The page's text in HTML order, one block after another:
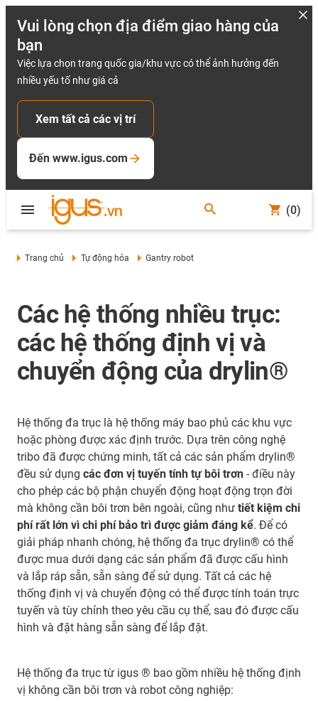
Vui lòng chọn địa điểm giao hàng của
bạn
Việc lựa chọn trang quốc gia/khu vực có thể ảnh hưởng đến
nhiều yếu tố như giá cả
Xem tất cả các vị trí
Đến www.igus.com
(0)
Trang chủ Tự động hóa Gantry robot
Các hệ thống nhiều trục:
các hệ thống định vị và
chuyển động của drylin®
Hệ thống đa trục là hệ thống máy bao phủ các khu vực
hoặc phòng được xác định trước. Dựa trên công nghệ
tribo đã được chứng minh, tất cả các sản phẩm drylin®
đều sử dụng các đơn vị tuyến tính tự bôi trơn - điều này
cho phép các bộ phận chuyển động hoạt động trọn đời
mà không cần bôi trơn bên ngoài, cũng như tiết kiệm chi
phí rất lớn vì chi phí bảo trì được giảm đáng kể. Để có
giải pháp nhanh chóng, hệ thống đa trục drylin® có thể
được mua dưới dạng các sản phẩm đã được cấu hình
và lắp ráp sẵn, sẵn sàng để sử dụng. Tất cả các hệ
thống định vị và chuyển động có thể được tính toán trực
tuyến và tùy chỉnh theo yêu cầu cụ thể, sau đó được cấu
hình và đặt hàng sẵn sàng để lắp đặt.
Hệ thống đa trục từ igus ® bao gồm nhiều hệ thống định
vị không cần bôi trơn và robot công nghiệp: